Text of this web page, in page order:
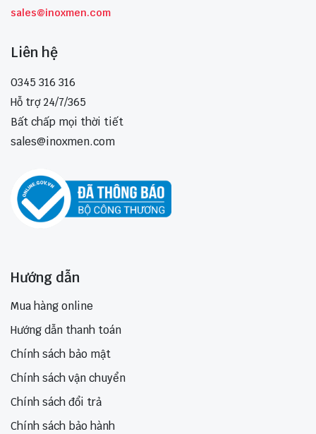
sales@inoxmen.com
Liên hệ
0345 316 316
Hỗ trợ 24/7/365
Bất chấp mọi thời tiết
sales@inoxmen.com
Hướng dẫn
Mua hàng online
Hướng dẫn thanh toán
Chính sách bảo mật
Chính sách vận chuyển
Chính sách đổi trả
Chính sách bảo hành